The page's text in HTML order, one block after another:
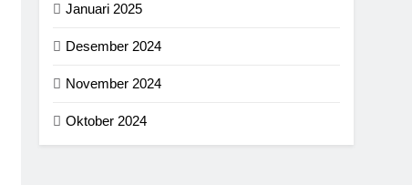
Januari 2025
Desember 2024
November 2024
Oktober 2024